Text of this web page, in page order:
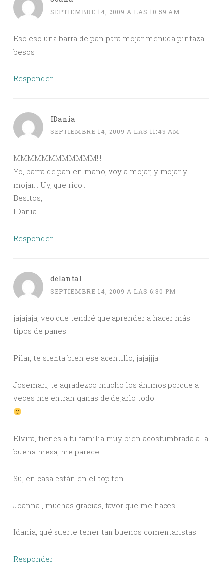
SEPTIEMBRE 14, 2009 A LAS 10:59 AM
Eso eso una barra de pan para mojar menuda pintaza.
besos
Responder
IDania
SEPTIEMBRE 14, 2009 A LAS 11:49 AM
MMMMMMMMMMMM!!!!
Yo, barra de pan en mano, voy a mojar, y mojar y
mojar… Uy, que rico…
Besitos,
IDania
Responder
delantal
SEPTIEMBRE 14, 2009 A LAS 6:30 PM
jajajaja, veo que tendré que aprender a hacer más
tipos de panes.
Pilar, te sienta bien ese acentillo, jajajjja.
Josemari, te agradezco mucho los ánimos porque a
veces me entran ganas de dejarlo todo.
Elvira, tienes a tu familia muy bien acostumbrada a la
buena mesa, me parece.
Su, en casa están en el top ten.
Joanna , muchas gracias, favor que me haces.
Idania, qué suerte tener tan buenos comentaristas.
Responder